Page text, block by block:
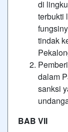
di
terbukti
tindak
dalam
sanksi
BAB VII